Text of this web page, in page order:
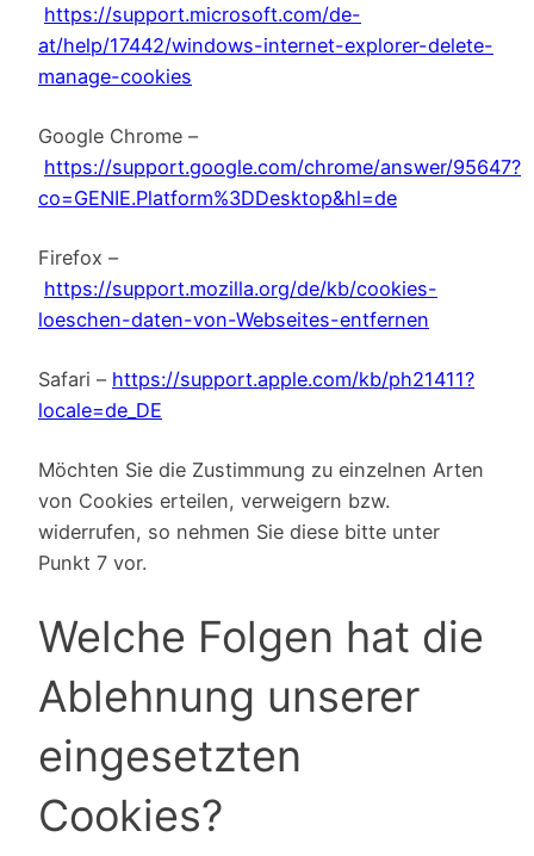
https://support.microsoft.com/de-
at/help/17442/windows-internet-explorer-delete-
manage-cookies
Google Chrome –
https://support.google.com/chrome/answer/95647?
co=GENIE.Platform%3DDesktop&hl=de
Firefox –
https://support.mozilla.org/de/kb/cookies-
loeschen-daten-von-Webseites-entfernen
Safari – https://support.apple.com/kb/ph21411?
locale=de_DE
Möchten Sie die Zustimmung zu einzelnen Arten
von Cookies erteilen, verweigern bzw.
widerrufen, so nehmen Sie diese bitte unter
Punkt 7 vor.
Welche Folgen hat die
Ablehnung unserer
eingesetzten
Cookies?